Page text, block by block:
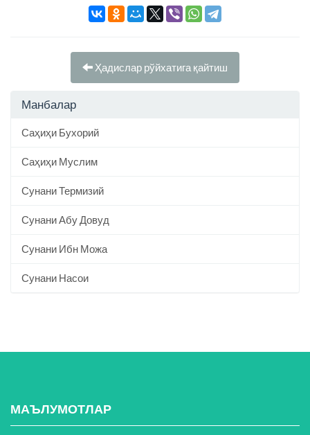
Ҳадислар рўйхатига қайтиш
Манбалар
Саҳиҳи Бухорий
Саҳиҳи Муслим
Сунани Термизий
Сунани Абу Довуд
Сунани Ибн Можа
Сунани Насои
МАЪЛУМОТЛАР